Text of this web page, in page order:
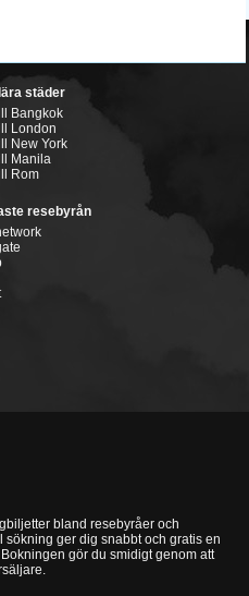
städer
Bangkok
London
New York
Manila
Rom
resebyrån
bland resebyråer och
ger dig snabbt och gratis en
gör du smidigt genom att